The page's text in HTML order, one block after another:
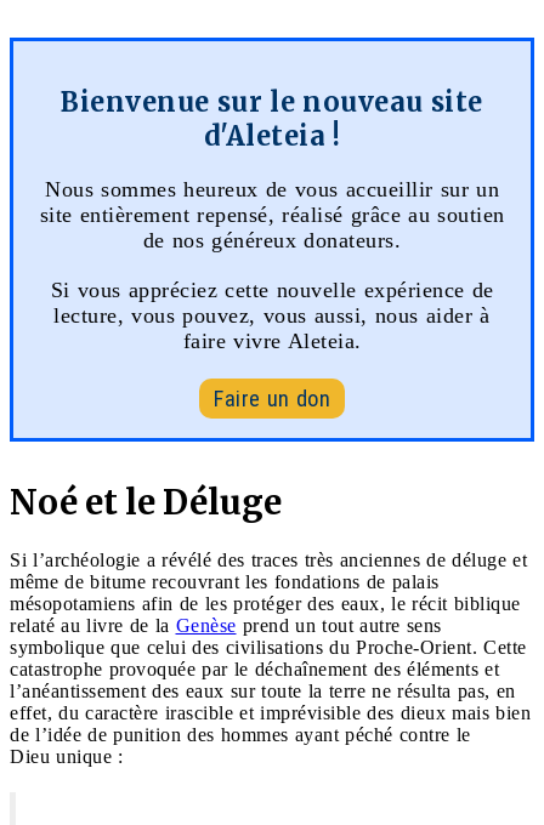
Bienvenue sur le nouveau site
d'Aleteia !
Nous sommes heureux de vous accueillir sur un
site entièrement repensé, réalisé grâce au soutien
de nos généreux donateurs.
Si vous appréciez cette nouvelle expérience de
lecture, vous pouvez, vous aussi, nous aider à
faire vivre Aleteia.
Faire un don
Noé et le Déluge
Si l’archéologie a révélé des traces très anciennes de déluge et
même de bitume recouvrant les fondations de palais
mésopotamiens afin de les protéger des eaux, le récit biblique
relaté au livre de la Genèse prend un tout autre sens
symbolique que celui des civilisations du Proche-Orient. Cette
catastrophe provoquée par le déchaînement des éléments et
l’anéantissement des eaux sur toute la terre ne résulta pas, en
effet, du caractère irascible et imprévisible des dieux mais bien
de l’idée de punition des hommes ayant péché contre le
Dieu unique :